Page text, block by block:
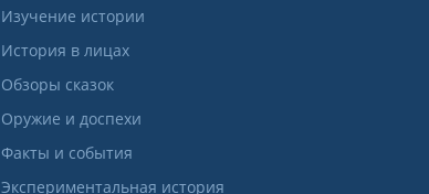
Изучение истории
История в лицах
Обзоры сказок
Оружие и доспехи
Факты и события
Экспериментальная история